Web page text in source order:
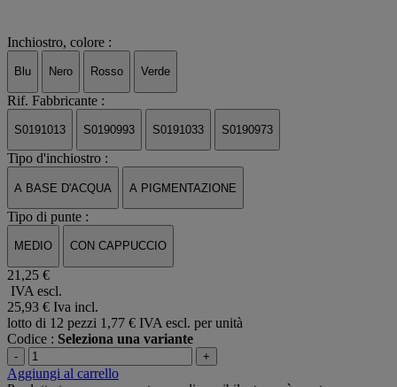
Inchiostro, colore :
Blu Nero Rosso Verde
Rif. Fabbricante :
S0191013 S0190993 S0191033 S0190973
Tipo d'inchiostro :
A BASE D'ACQUA A PIGMENTAZIONE
Tipo di punte :
MEDIO CON CAPPUCCIO
21,25 €
IVA escl.
25,93 € Iva incl.
lotto di 12 pezzi 1,77 € IVA escl. per unità
Codice : Seleziona una variante
- +
Aggiungi al carrello